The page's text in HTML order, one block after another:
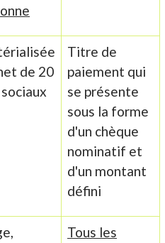
de 20
Titre de
paiement qui
se présente
sous la forme
d'un chèque
nominatif et
d'un montant
défini
Tous les